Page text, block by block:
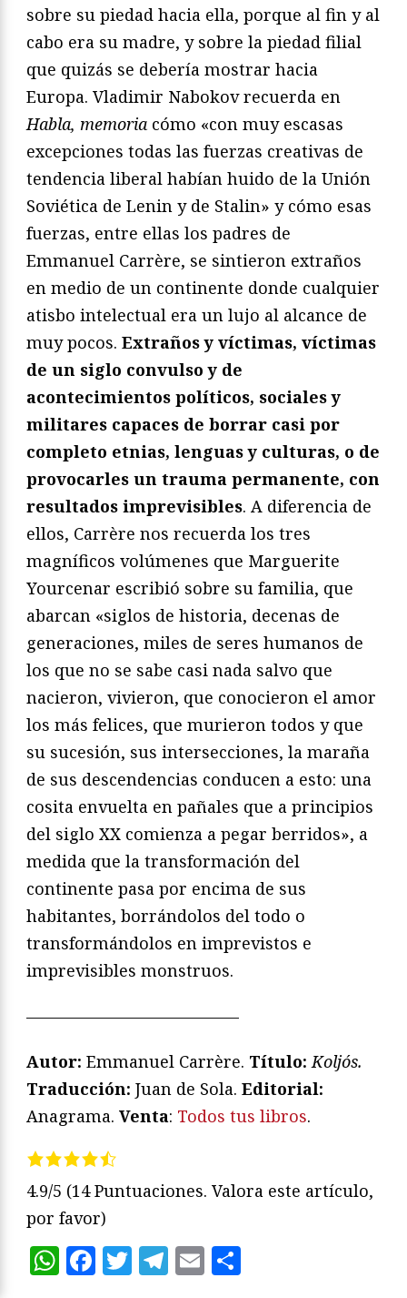
sobre su piedad hacia ella, porque al fin y al
cabo era su madre, y sobre la piedad filial
que quizás se debería mostrar hacia
Europa. Vladimir Nabokov recuerda en
Habla, memoria cómo «con muy escasas
excepciones todas las fuerzas creativas de
tendencia liberal habían huido de la Unión
Soviética de Lenin y de Stalin» y cómo esas
fuerzas, entre ellas los padres de
Emmanuel Carrère, se sintieron extraños
en medio de un continente donde cualquier
atisbo intelectual era un lujo al alcance de
muy pocos. Extraños y víctimas, víctimas
de un siglo convulso y de
acontecimientos políticos, sociales y
militares capaces de borrar casi por
completo etnias, lenguas y culturas, o de
provocarles un trauma permanente, con
resultados imprevisibles. A diferencia de
ellos, Carrère nos recuerda los tres
magníficos volúmenes que Marguerite
Yourcenar escribió sobre su familia, que
abarcan «siglos de historia, decenas de
generaciones, miles de seres humanos de
los que no se sabe casi nada salvo que
nacieron, vivieron, que conocieron el amor
los más felices, que murieron todos y que
su sucesión, sus intersecciones, la maraña
de sus descendencias conducen a esto: una
cosita envuelta en pañales que a principios
del siglo XX comienza a pegar berridos», a
medida que la transformación del
continente pasa por encima de sus
habitantes, borrándolos del todo o
transformándolos en imprevistos e
imprevisibles monstruos.
—————————————
Autor: Emmanuel Carrère. Título: Koljós.
Traducción: Juan de Sola. Editorial:
Anagrama. Venta: Todos tus libros.
4.9/5 (14 Puntuaciones. Valora este artículo,
por favor)
WhatsApp
Facebook
Twitter
Telegram
Email